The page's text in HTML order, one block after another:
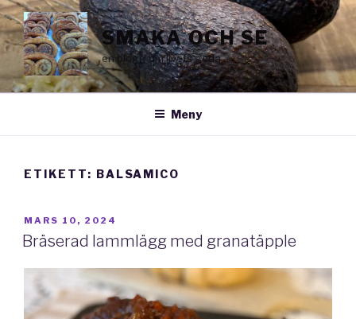
Hoppa
till
innehåll
SMAKA OCH SE
en blogg om livets goda
Meny
ETIKETT: BALSAMICO
PUBLICERAT
MARS 10, 2024
Bräserad lammlägg med granatäpple